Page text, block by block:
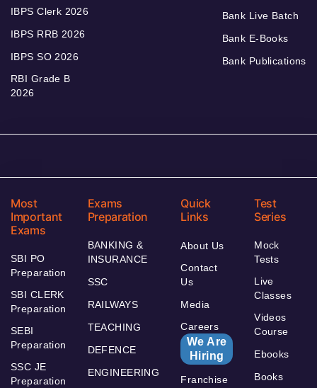
IBPS Clerk 2026
IBPS RRB 2026
IBPS SO 2026
RBI Grade B
2026
Bank Live Batch
Bank E-Books
Bank Publications
Most
Important
Exams
SBI PO
Preparation
SBI CLERK
Preparation
SEBI
Preparation
SSC JE
Preparation
Exams
Preparation
BANKING &
INSURANCE
SSC
RAILWAYS
TEACHING
DEFENCE
ENGINEERING
Quick
Links
About Us
Contact
Us
Media
Careers
We Are
Hiring
Franchise
Test
Series
Mock
Tests
Live
Classes
Videos
Course
Ebooks
Books